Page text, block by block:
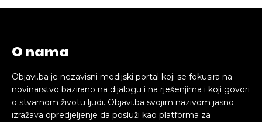
O nama
Objavi.ba je nezavisni medijski portal koji se fokusira na
novinarstvo bazirano na dijalogu i na rješenjima i koji govori
o stvarnom životu ljudi. Objavi.ba svojim nazivom jasno
izražava opredjeljenje da posluži kao platforma za